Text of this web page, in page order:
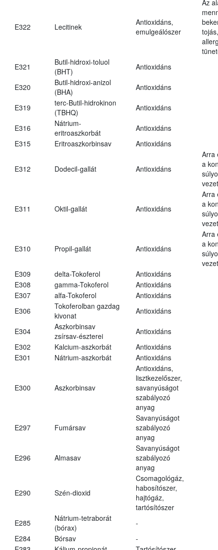
E322 Lecitinek
Antioxidáns,
emulgeálószer
Az
E321
Butil-hidroxi-toluol
(BHT)
Antioxidáns
E320
Butil-hidroxi-anizol
(BHA)
Antioxidáns
E319
terc-Butil-hidrokinon
(TBHQ)
Antioxidáns
E316
Nátrium-
eritroaszkorbát
Antioxidáns
E315
Eritroaszkorbinsav Antioxidáns
E312 Dodecil-gallát Antioxidáns
Arra
a
E311 Oktil-gallát Antioxidáns
Arra
a
E310 Propil-gallát Antioxidáns
Arra
a
E309
delta-Tokoferol
Antioxidáns
E308
gamma-Tokoferol
Antioxidáns
E307
alfa-Tokoferol
Antioxidáns
E306
Tokoferolban gazdag
kivonat
Antioxidáns
E304
Aszkorbinsav
zsírsav-észterei
Antioxidáns
E302
Kalcium-aszkorbát
Antioxidáns
E301
Nátrium-aszkorbát Antioxidáns
E300 Aszkorbinsav
Antioxidáns,
lisztkezelőszer,
savanyúságot
szabályozó
anyag
E297 Fumársav
Savanyúságot
szabályozó
anyag
E296 Almasav
Savanyúságot
szabályozó
anyag
E290 Szén-dioxid
Csomagológáz,
habosítószer,
hajtógáz,
tartósítószer
E285
Nátrium-tetraborát
(bórax)
-
E284
Bórsav
-